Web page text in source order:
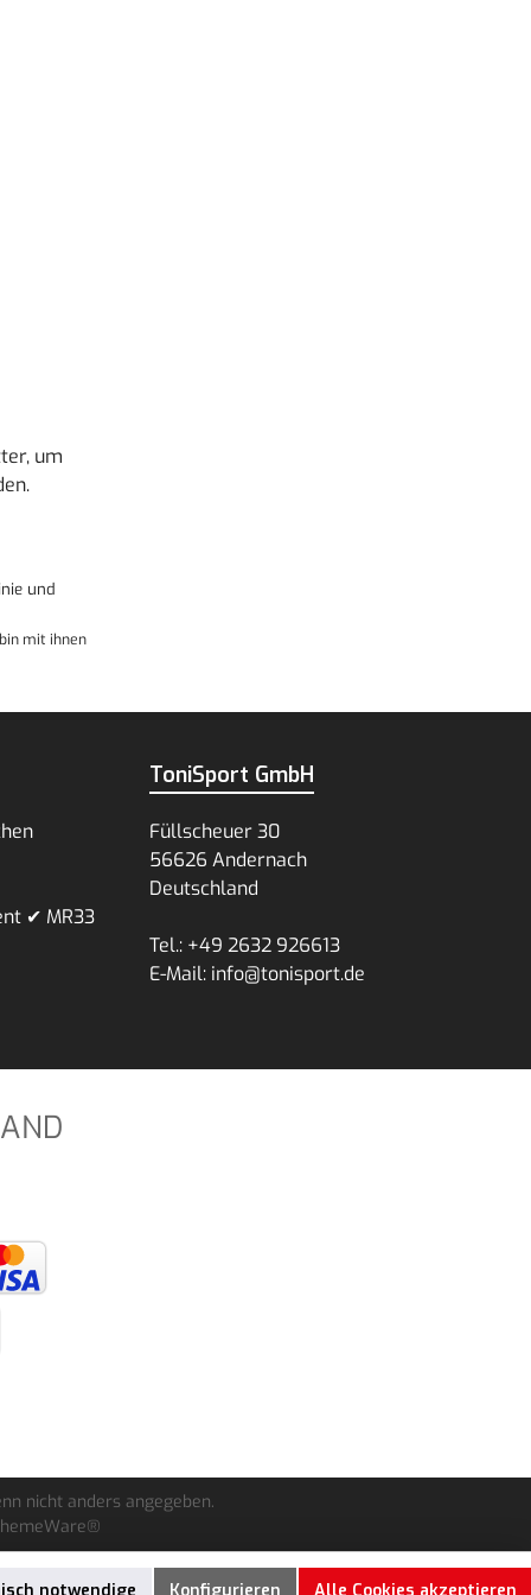
um
und
mit ihnen
✔ MR33
ToniSport GmbH
Füllscheuer 30
56626 Andernach
Deutschland
Tel.: +49 2632 926613
E-Mail: info@tonisport.de
nicht anders angegeben.